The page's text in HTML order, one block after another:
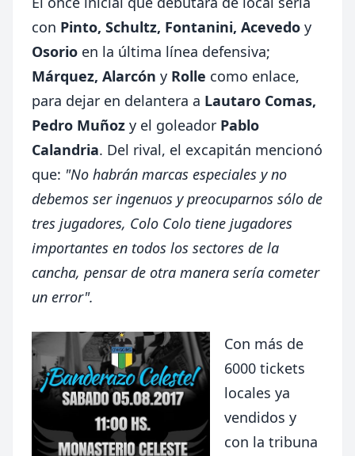
con Pinto, Schultz, Fontanini, Acevedo y
Osorio en la última línea defensiva;
Márquez, Alarcón y Rolle como enlace,
para dejar en delantera a Lautaro Comas,
Pedro Muñoz y el goleador Pablo
Calandria. Del rival, el excapitán mencionó
que: "No habrán marcas especiales y no
debemos ser ingenuos y preocuparnos sólo de
tres jugadores, Colo Colo tiene jugadores
importantes en todos los sectores de la
cancha, pensar de otra manera sería cometer
un error".
Con más de
6000 tickets
locales ya
vendidos y
con la tribuna